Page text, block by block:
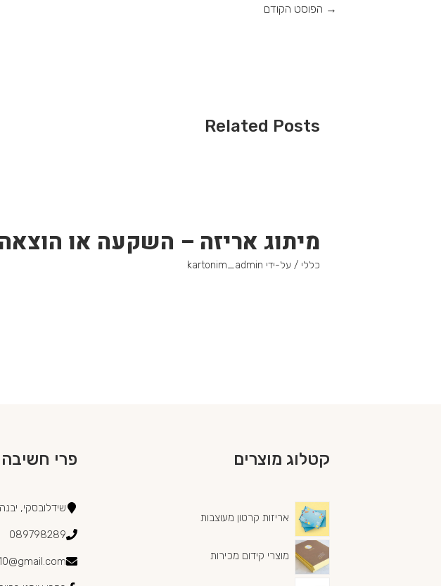
→ הפוסט הקודם
Related Posts
מיתוג אריזה – השקעה או הוצאה
כללי / על-ידי kartonim_admin
קטלוג מוצרים
אריזות קרטון מעוצבות
מוצרי קידום מכירות
פרי
שידלובסקי, יבנה
089798289